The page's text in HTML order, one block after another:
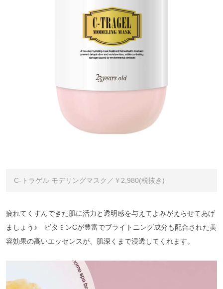
C-トラゲル モデリングマスク／￥2,980(税抜き)
疲れてくすんできた肌に活力と透明感を与えてよみがえらせてあげ
ましょう♪ ビタミンCが豊富でブライトニング成分も配合された美
容効果の高いエッセンスが、肌深くまで浸透してくれます。